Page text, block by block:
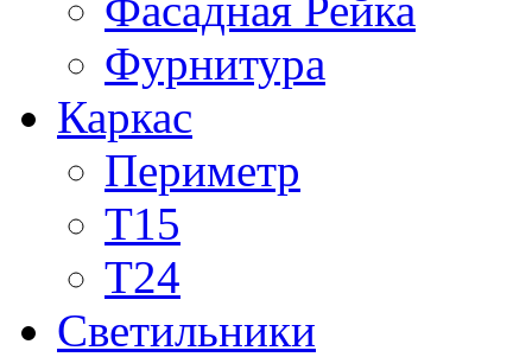
Фурнитура
Каркас
Периметр
Т15
Т24
Светильники